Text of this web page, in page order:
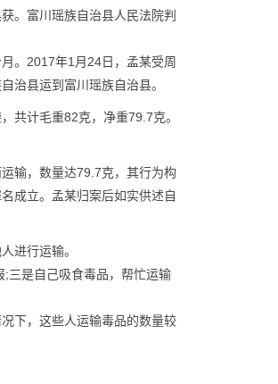
。富川瑶族自治县人民法院判
。2017年1月24日，孟某受周
治县运到富川瑶族自治县。
共计毛重82克，净重79.7克。
输，数量达79.7克，其行为构
成立。孟某归案后如实供述自
进行运输。
三是自己吸食毒品，帮忙运输
下，这些人运输毒品的数量较